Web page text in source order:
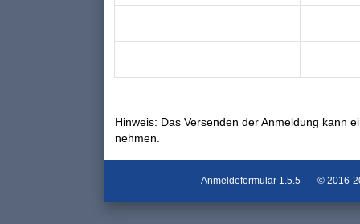
Hinweis: Das Versenden der Anmeldung kann
nehmen.
Anmeldeformular 1.5.5 © 2016-